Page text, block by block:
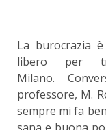
La burocrazia
libero per
Milano.
professore, M.
sempre mi fa